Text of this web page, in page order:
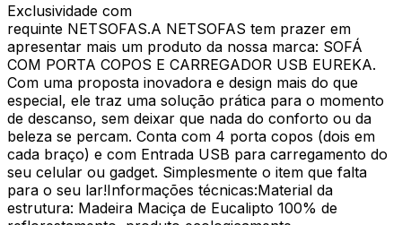
Exclusividade com
requinte NETSOFAS.A NETSOFAS tem prazer em
apresentar mais um produto da nossa marca: SOFÁ
COM PORTA COPOS E CARREGADOR USB EUREKA.
Com uma proposta inovadora e design mais do que
especial, ele traz uma solução prática para o momento
de descanso, sem deixar que nada do conforto ou da
beleza se percam. Conta com 4 porta copos (dois em
cada braço) e com Entrada USB para carregamento do
seu celular ou gadget. Simplesmente o item que falta
para o seu lar!Informações técnicas:Material da
estrutura: Madeira Maciça de Eucalipto 100% de